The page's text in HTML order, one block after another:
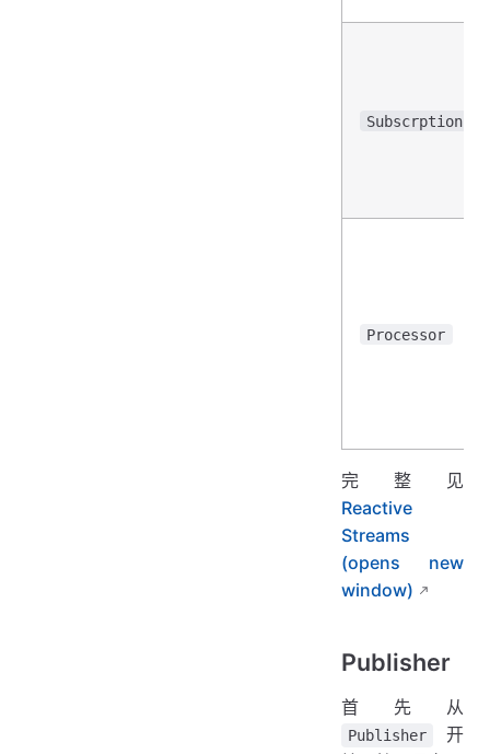
Subscrption
Processor
完整见
Reactive
Streams
(opens new
window)
Publisher
首先从
Publisher
开